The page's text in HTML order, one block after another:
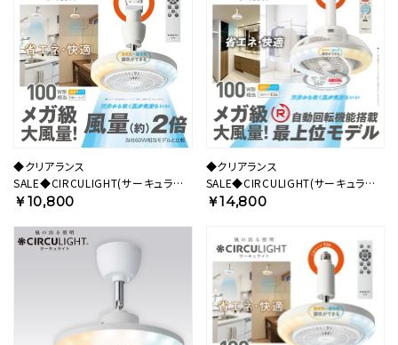
◆クリアランス
SALE◆CIRCULIGHT(サーキュライ
ト) メガシリーズ 引掛けモデル
￥10,800
◆クリアランス
SALE◆CIRCULIGHT(サーキュライ
ト) メガRシリーズ 回転機能 E26モデ
￥14,800